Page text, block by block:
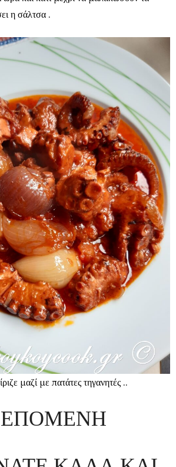
η σάλτσα .
μαζί με πατάτες τηγανητές ..